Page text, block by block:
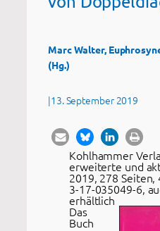
Marc Walter,
(Hg.)
|13. September 2019
Kohlhammer
erweiterte und
2019, 278 Seiten,
3-17-035049-6,
erhältlich
Das
Buch